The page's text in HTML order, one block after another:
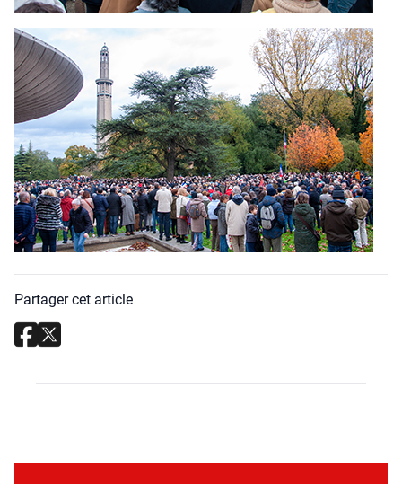
Partager cet article